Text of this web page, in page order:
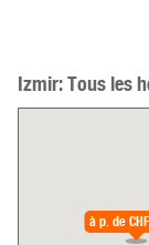
Izmir: Tous les
à p. de